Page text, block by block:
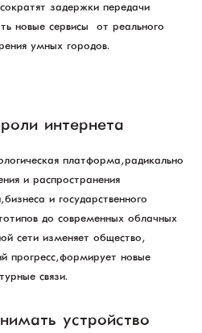
задержки передачи
новые сервисы — от реального
умных городов.
интернета
платформа, радикально
и распространения
и государственного
до современных облачных
сети изменяет общество,
прогресс, формирует новые
связи.
устройство